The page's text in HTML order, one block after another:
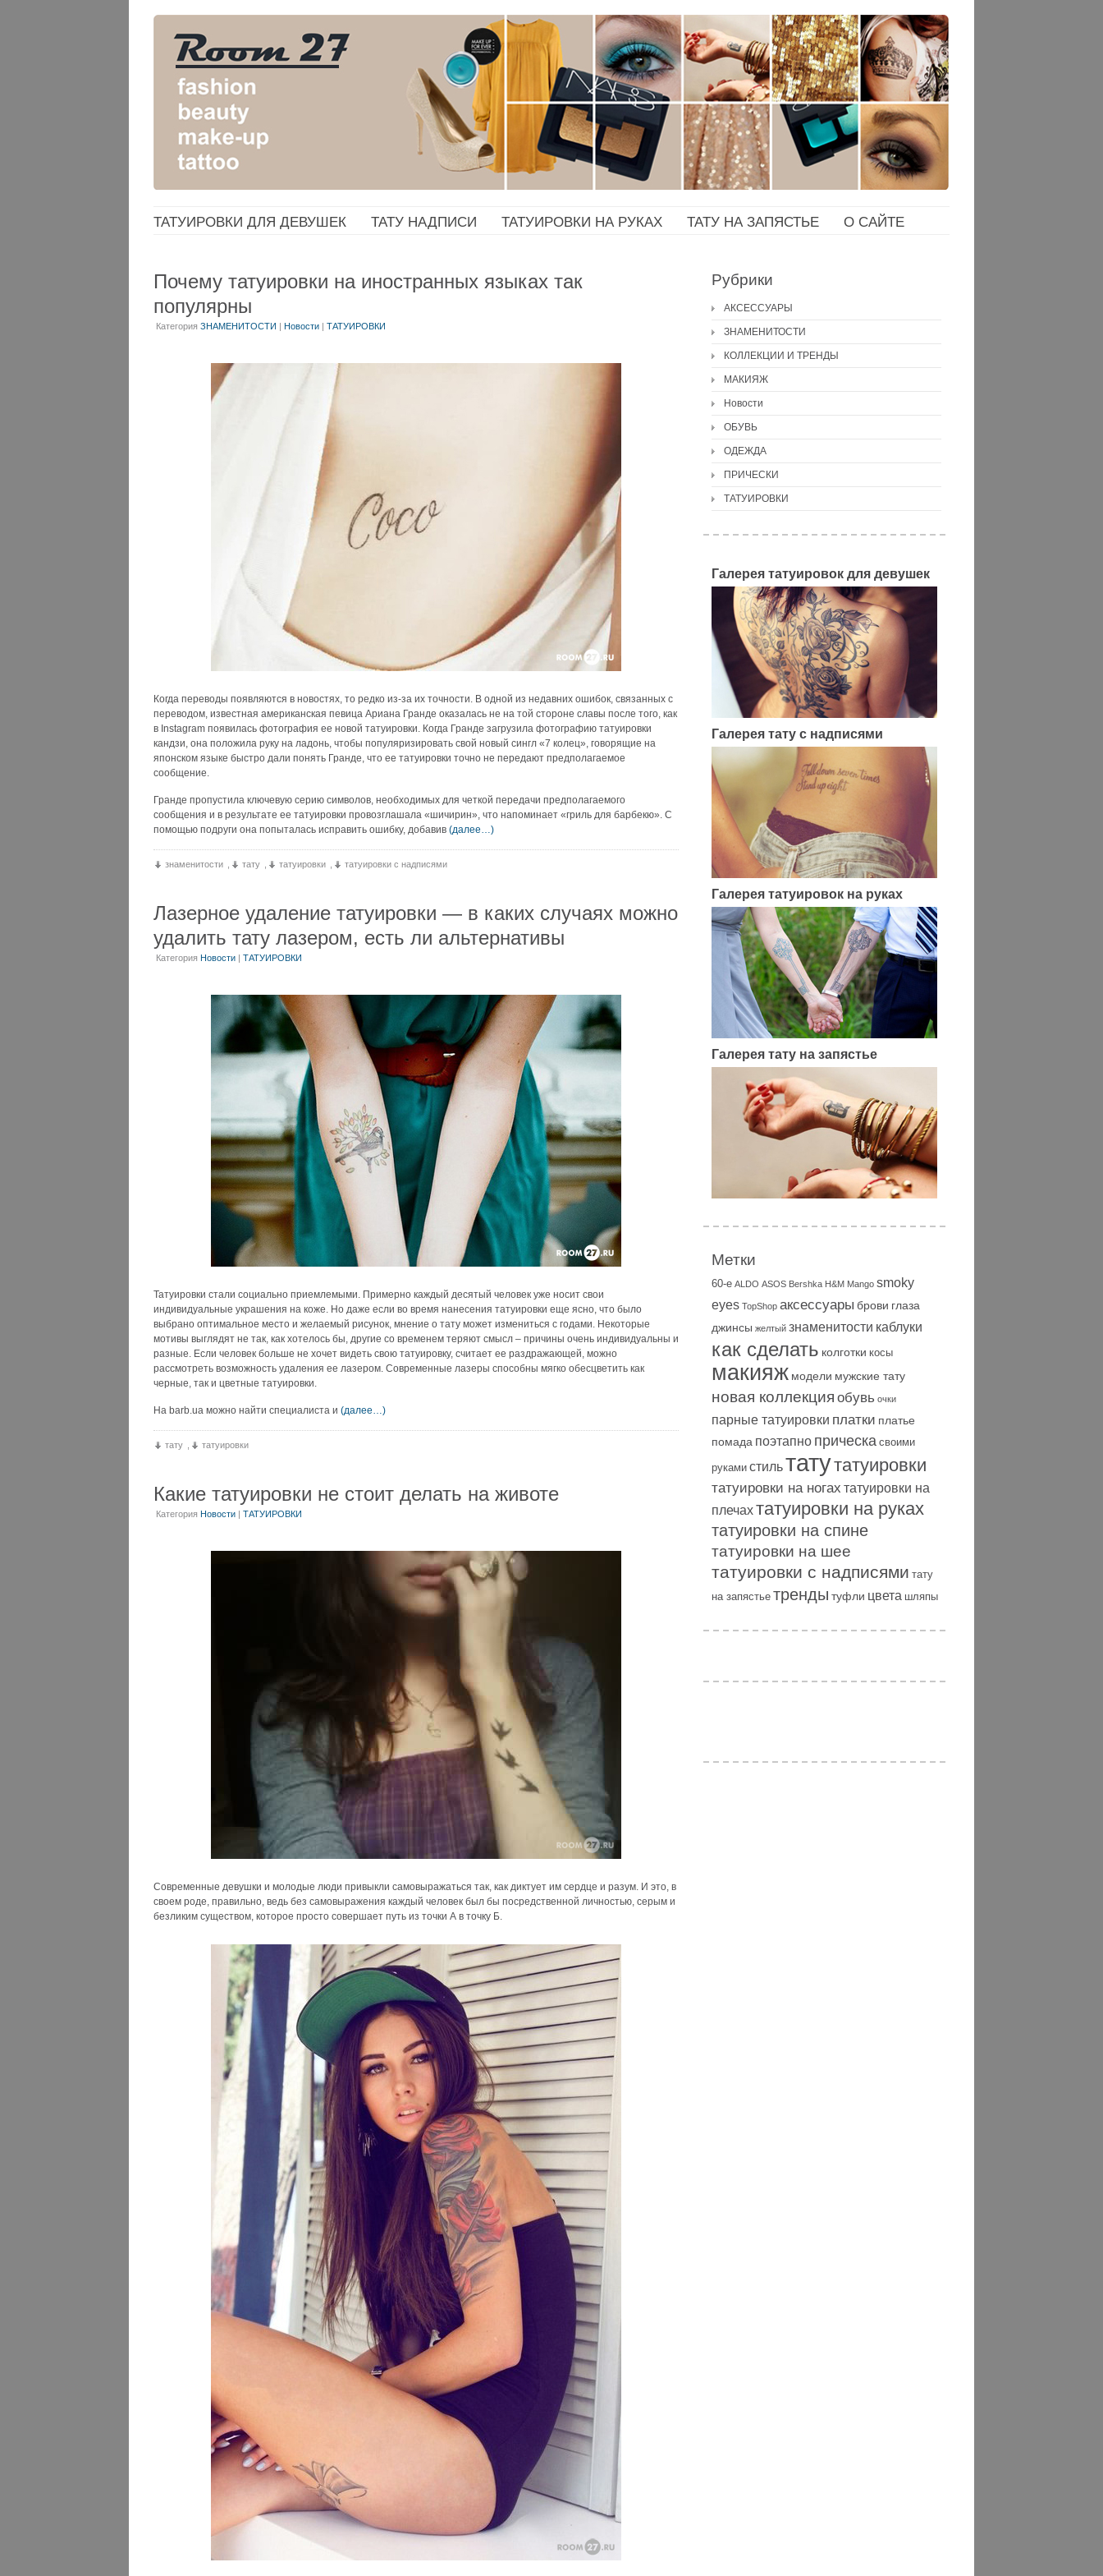
ТАТУИРОВКИ ДЛЯ ДЕВУШЕК ТАТУ НАДПИСИ ТАТУИРОВКИ НА РУКАХ ТАТУ НА ЗАПЯСТЬЕ О САЙТЕ
Почему татуировки на иностранных языках так
популярны
Категория ЗНАМЕНИТОСТИ | Новости | ТАТУИРОВКИ
Когда переводы появляются в новостях, то редко из-за их точности. В одной из недавних ошибок, связанных с
переводом, известная американская певица Ариана Гранде оказалась не на той стороне славы после того, как
в Instagram появилась фотография ее новой татуировки. Когда Гранде загрузила фотографию татуировки
кандзи, она положила руку на ладонь, чтобы популяризировать свой новый сингл «7 колец», говорящие на
японском языке быстро дали понять Гранде, что ее татуировки точно не передают предполагаемое
сообщение.
Гранде пропустила ключевую серию символов, необходимых для четкой передачи предполагаемого
сообщения и в результате ее татуировки провозглашала «шичирин», что напоминает «гриль для барбекю». С
помощью подруги она попыталась исправить ошибку, добавив (далее…)
знаменитости тату татуировки татуировки с надписями
Лазерное удаление татуировки — в каких случаях можно
удалить тату лазером, есть ли альтернативы
Категория Новости | ТАТУИРОВКИ
Татуировки стали социально приемлемыми. Примерно каждый десятый человек уже носит свои
индивидуальные украшения на коже. Но даже если во время нанесения татуировки еще ясно, что было
выбрано оптимальное место и желаемый рисунок, мнение о тату может измениться с годами. Некоторые
мотивы выглядят не так, как хотелось бы, другие со временем теряют смысл – причины очень индивидуальны и
разные. Если человек больше не хочет видеть свою татуировку, считает ее раздражающей, можно
рассмотреть возможность удаления ее лазером. Современные лазеры способны мягко обесцветить как
черные, так и цветные татуировки.
На barb.ua можно найти специалиста и (далее…)
тату татуировки
Какие татуировки не стоит делать на животе
Категория Новости | ТАТУИРОВКИ
Современные девушки и молодые люди привыкли самовыражаться так, как диктует им сердце и разум. И это, в
своем роде, правильно, ведь без самовыражения каждый человек был бы посредственной личностью, серым и
безликим существом, которое просто совершает путь из точки А в точку Б.
Рубрики
АКСЕССУАРЫ
ЗНАМЕНИТОСТИ
КОЛЛЕКЦИИ И ТРЕНДЫ
МАКИЯЖ
Новости
ОБУВЬ
ОДЕЖДА
ПРИЧЕСКИ
ТАТУИРОВКИ
Галерея татуировок для девушек
Галерея тату с надписями
Галерея татуировок на руках
Галерея тату на запястье
Метки
60-е ALDO ASOS Bershka H&M Mango smoky
eyes TopShop аксессуары брови глаза
джинсы желтый знаменитости каблуки
как сделать колготки косы
макияж модели мужские тату
новая коллекция обувь очки
парные татуировки платки платье
помада поэтапно прическа своими
руками стильтатутатуировки
татуировки на ногах татуировки на
плечахтатуировки на руках
татуировки на спине
татуировки на шее
татуировки с надписями тату
на запястье тренды туфли цвета шляпы